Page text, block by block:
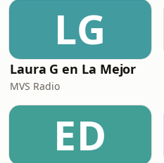
LG
Laura G en La Mejor
MVS Radio
ED